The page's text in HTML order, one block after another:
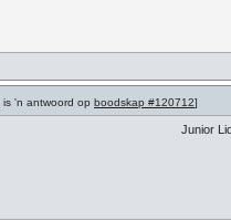
is 'n antwoord op boodskap #120712]
Junior